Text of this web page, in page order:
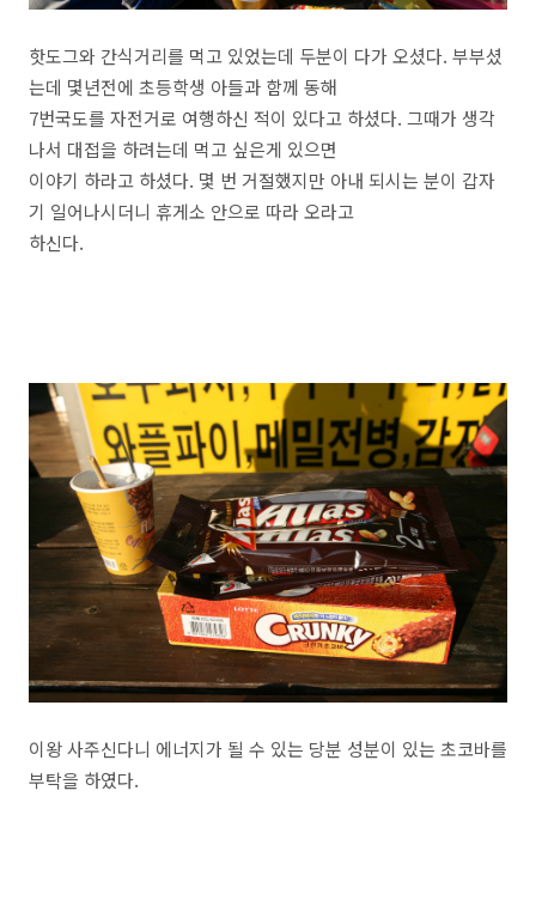
핫도그와 간식거리를 먹고 있었는데 두분이 다가 오셨다. 부부셨
는데 몇년전에 초등학생 아들과 함께 동해
7번국도를 자전거로 여행하신 적이 있다고 하셨다. 그때가 생각
나서 대접을 하려는데 먹고 싶은게 있으면
이야기 하라고 하셨다. 몇 번 거절했지만 아내 되시는 분이 갑자
기 일어나시더니 휴게소 안으로 따라 오라고
하신다.
이왕 사주신다니 에너지가 될 수 있는 당분 성분이 있는 초코바를
부탁을 하였다.